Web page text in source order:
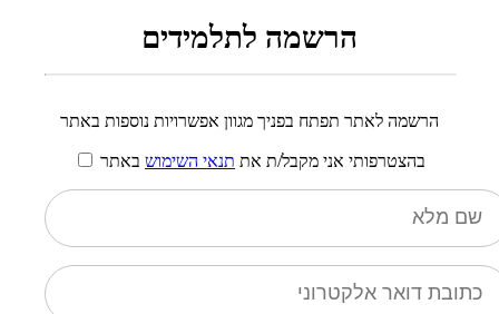
הרשמה לתלמידים
הרשמה לאתר תפתח בפניך מגוון אפשרויות נוספות באתר
בהצטרפותי אני מקבל/ת את תנאי השימוש באתר